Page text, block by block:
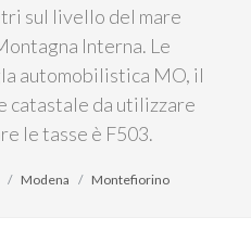
sul livello del mare
Interna. Le
automobilistica MO, il
catastale da utilizzare
le tasse è F503.
Modena Montefiorino